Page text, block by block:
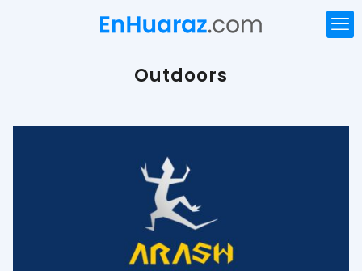
Outdoors